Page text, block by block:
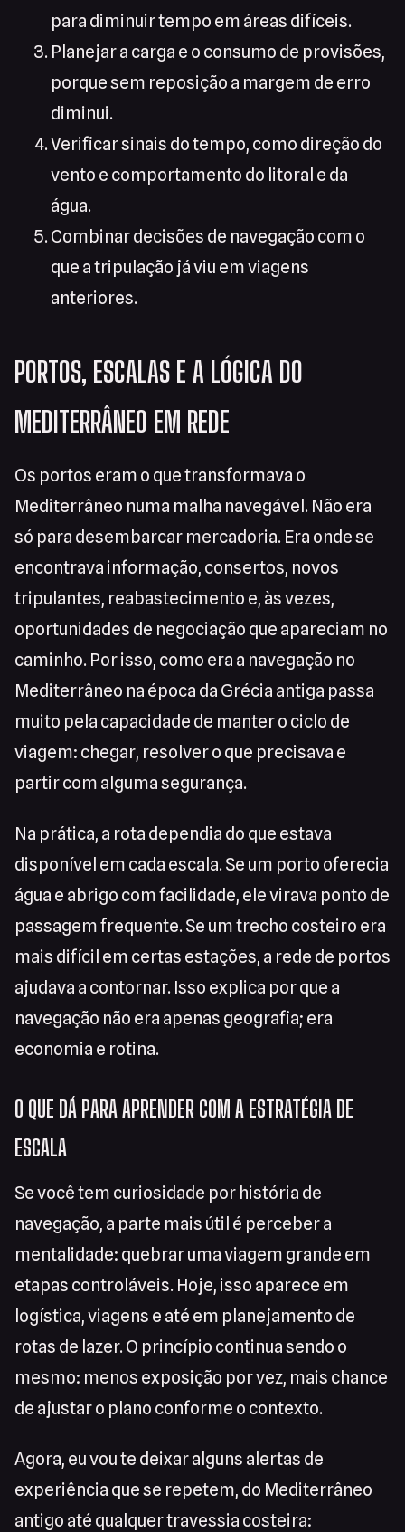
para diminuir tempo em áreas difíceis.
Planejar a carga e o consumo de provisões,
porque sem reposição a margem de erro
diminui.
Verificar sinais do tempo, como direção do
vento e comportamento do litoral e da
água.
Combinar decisões de navegação com o
que a tripulação já viu em viagens
anteriores.
PORTOS, ESCALAS E A LÓGICA DO
MEDITERRÂNEO EM REDE
Os portos eram o que transformava o
Mediterrâneo numa malha navegável. Não era
só para desembarcar mercadoria. Era onde se
encontrava informação, consertos, novos
tripulantes, reabastecimento e, às vezes,
oportunidades de negociação que apareciam no
caminho. Por isso, como era a navegação no
Mediterrâneo na época da Grécia antiga passa
muito pela capacidade de manter o ciclo de
viagem: chegar, resolver o que precisava e
partir com alguma segurança.
Na prática, a rota dependia do que estava
disponível em cada escala. Se um porto oferecia
água e abrigo com facilidade, ele virava ponto de
passagem frequente. Se um trecho costeiro era
mais difícil em certas estações, a rede de portos
ajudava a contornar. Isso explica por que a
navegação não era apenas geografia; era
economia e rotina.
O QUE DÁ PARA APRENDER COM A ESTRATÉGIA DE
ESCALA
Se você tem curiosidade por história de
navegação, a parte mais útil é perceber a
mentalidade: quebrar uma viagem grande em
etapas controláveis. Hoje, isso aparece em
logística, viagens e até em planejamento de
rotas de lazer. O princípio continua sendo o
mesmo: menos exposição por vez, mais chance
de ajustar o plano conforme o contexto.
Agora, eu vou te deixar alguns alertas de
experiência que se repetem, do Mediterrâneo
antigo até qualquer travessia costeira: